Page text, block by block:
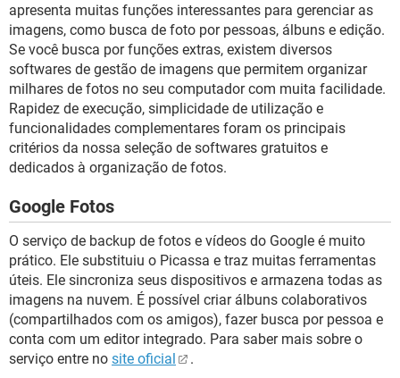
apresenta muitas funções interessantes para gerenciar as
imagens, como busca de foto por pessoas, álbuns e edição.
Se você busca por funções extras, existem diversos
softwares de gestão de imagens que permitem organizar
milhares de fotos no seu computador com muita facilidade.
Rapidez de execução, simplicidade de utilização e
funcionalidades complementares foram os principais
critérios da nossa seleção de softwares gratuitos e
dedicados à organização de fotos.
Google Fotos
O serviço de backup de fotos e vídeos do Google é muito
prático. Ele substituiu o Picassa e traz muitas ferramentas
úteis. Ele sincroniza seus dispositivos e armazena todas as
imagens na nuvem. É possível criar álbuns colaborativos
(compartilhados com os amigos), fazer busca por pessoa e
conta com um editor integrado. Para saber mais sobre o
serviço entre no site oficial .